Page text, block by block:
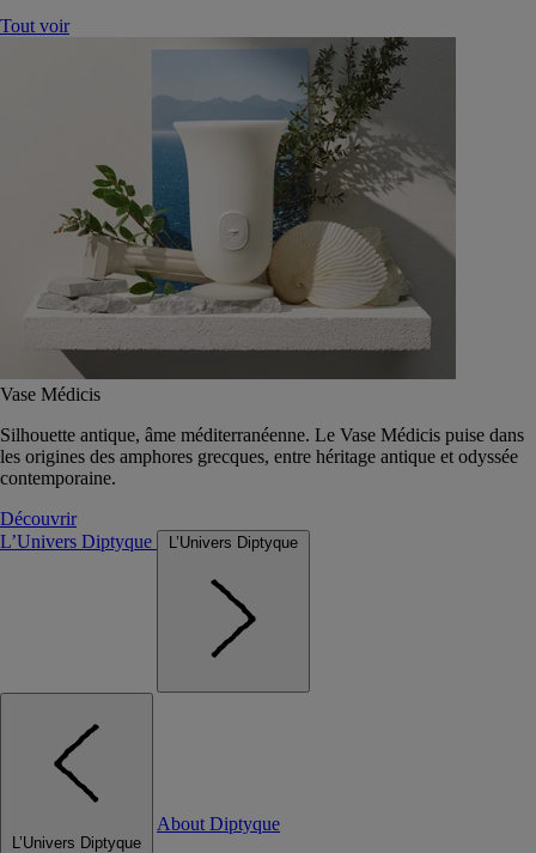
Tout voir
Vase Médicis
Silhouette antique, âme méditerranéenne. Le Vase Médicis puise dans
les origines des amphores grecques, entre héritage antique et odyssée
contemporaine.
Découvrir
L’Univers Diptyque
L’Univers Diptyque
L’Univers Diptyque
About Diptyque